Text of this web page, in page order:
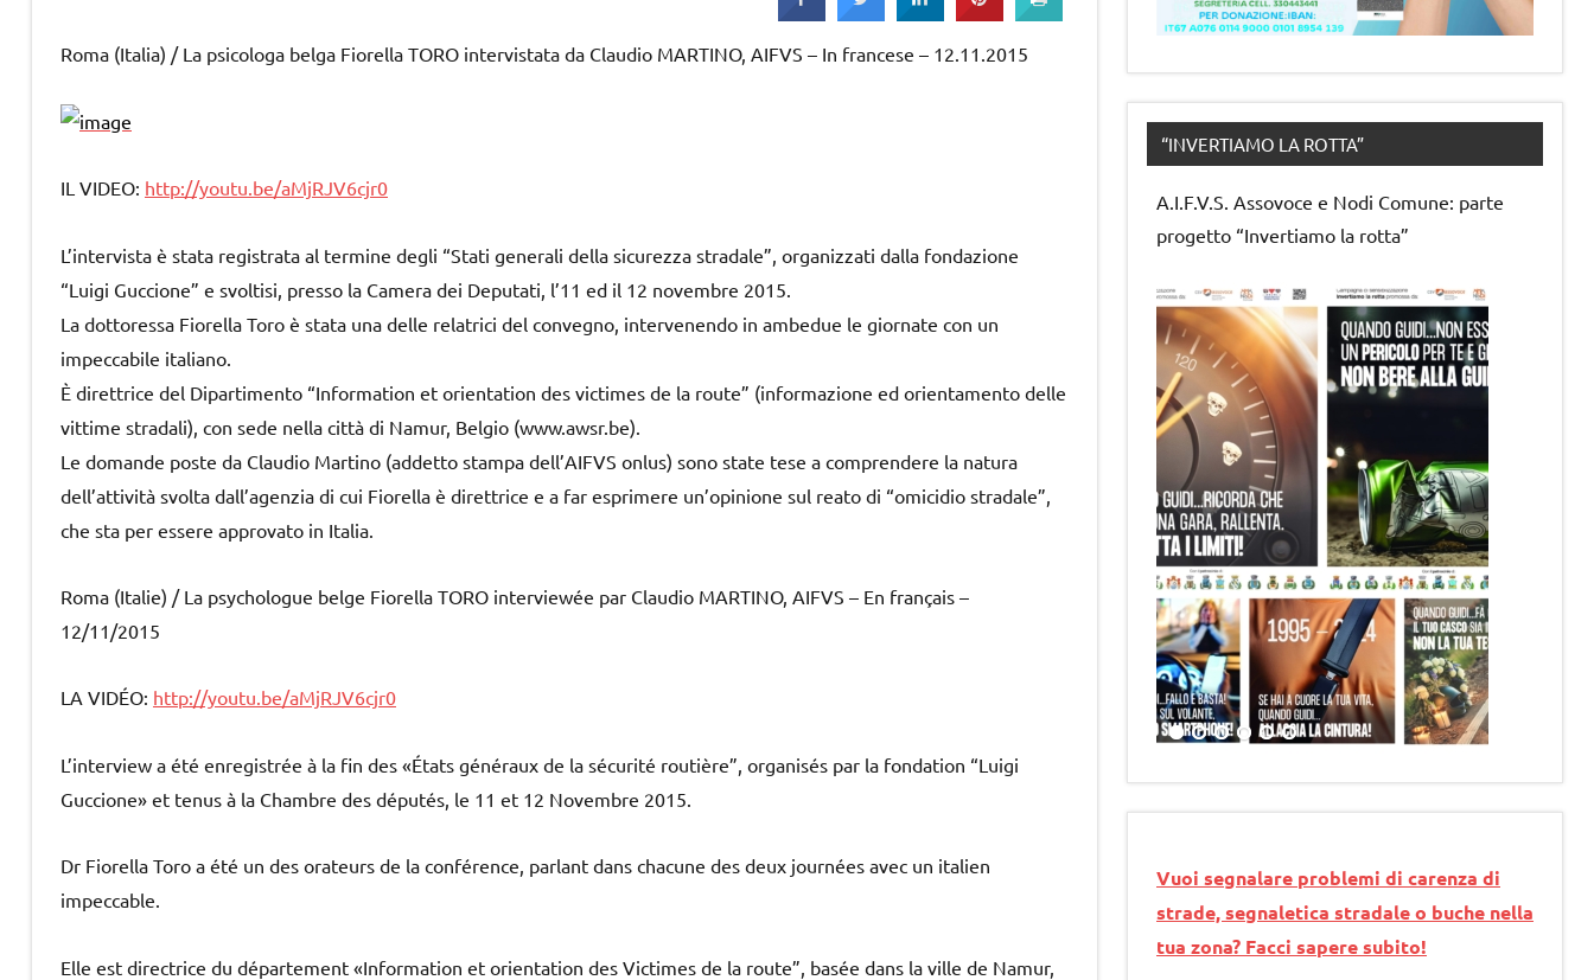
della
Strada
Roma (Italia) / La psicologa belga Fiorella TORO intervistata da Claudio MARTINO, AIFVS – In francese – 12.11.2015
IL VIDEO: http://youtu.be/aMjRJV6cjr0
L’intervista è stata registrata al termine degli “Stati generali della sicurezza stradale”, organizzati dalla fondazione
“Luigi Guccione” e svoltisi, presso la Camera dei Deputati, l’11 ed il 12 novembre 2015.
La dottoressa Fiorella Toro è stata una delle relatrici del convegno, intervenendo in ambedue le giornate con un
impeccabile italiano.
È direttrice del Dipartimento “Information et orientation des victimes de la route” (informazione ed orientamento delle
vittime stradali), con sede nella città di Namur, Belgio (www.awsr.be).
Le domande poste da Claudio Martino (addetto stampa dell’AIFVS onlus) sono state tese a comprendere la natura
dell’attività svolta dall’agenzia di cui Fiorella è direttrice e a far esprimere un’opinione sul reato di “omicidio stradale”,
che sta per essere approvato in Italia.
Roma (Italie) / La psychologue belge Fiorella TORO interviewée par Claudio MARTINO, AIFVS – En français –
12/11/2015
LA VIDÉO: http://youtu.be/aMjRJV6cjr0
L’interview a été enregistrée à la fin des «États généraux de la sécurité routière”, organisés par la fondation “Luigi
Guccione» et tenus à la Chambre des députés, le 11 et 12 Novembre 2015.
Dr Fiorella Toro a été un des orateurs de la conférence, parlant dans chacune des deux journées avec un italien
impeccable.
Elle est directrice du département «Information et orientation des Victimes de la route”, basée dans la ville de Namur,
“INVERTIAMO LA ROTTA”
A.I.F.V.S. Assovoce e Nodi Comune: parte
progetto “Invertiamo la rotta”
Vuoi segnalare problemi di carenza di
strade, segnaletica stradale o buche nella
tua zona? Facci sapere subito!